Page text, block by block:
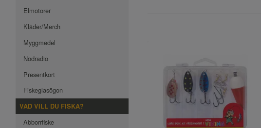
Elmotorer
Kläder/Merch
Myggmedel
Nödradio
Presentkort
Fiskeglasögon
VAD VILL DU FISKA?
Abborrfiske